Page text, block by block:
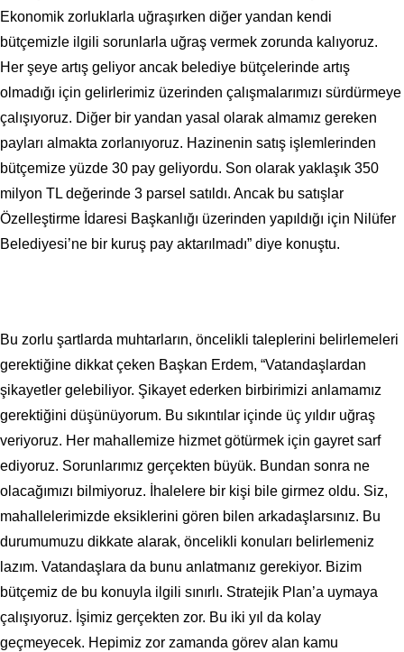
Ekonomik zorluklarla uğraşırken diğer yandan kendi
bütçemizle ilgili sorunlarla uğraş vermek zorunda kalıyoruz.
Her şeye artış geliyor ancak belediye bütçelerinde artış
olmadığı için gelirlerimiz üzerinden çalışmalarımızı sürdürmeye
çalışıyoruz. Diğer bir yandan yasal olarak almamız gereken
payları almakta zorlanıyoruz. Hazinenin satış işlemlerinden
bütçemize yüzde 30 pay geliyordu. Son olarak yaklaşık 350
milyon TL değerinde 3 parsel satıldı. Ancak bu satışlar
Özelleştirme İdaresi Başkanlığı üzerinden yapıldığı için Nilüfer
Belediyesi’ne bir kuruş pay aktarılmadı” diye konuştu.
Bu zorlu şartlarda muhtarların, öncelikli taleplerini belirlemeleri
gerektiğine dikkat çeken Başkan Erdem, “Vatandaşlardan
şikayetler gelebiliyor. Şikayet ederken birbirimizi anlamamız
gerektiğini düşünüyorum. Bu sıkıntılar içinde üç yıldır uğraş
veriyoruz. Her mahallemize hizmet götürmek için gayret sarf
ediyoruz. Sorunlarımız gerçekten büyük. Bundan sonra ne
olacağımızı bilmiyoruz. İhalelere bir kişi bile girmez oldu. Siz,
mahallelerimizde eksiklerini gören bilen arkadaşlarsınız. Bu
durumumuzu dikkate alarak, öncelikli konuları belirlemeniz
lazım. Vatandaşlara da bunu anlatmanız gerekiyor. Bizim
bütçemiz de bu konuyla ilgili sınırlı. Stratejik Plan’a uymaya
çalışıyoruz. İşimiz gerçekten zor. Bu iki yıl da kolay
geçmeyecek. Hepimiz zor zamanda görev alan kamu